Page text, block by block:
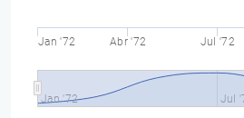
Jan '72 Abr '72 Jul '72
Jan '72 Jul